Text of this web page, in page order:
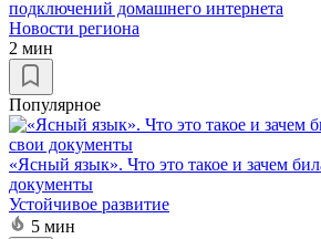
подключений домашнего интернета
Новости региона
2 мин
Популярное
«Ясный язык». Что это такое и зачем
документы
Устойчивое развитие
5 мин